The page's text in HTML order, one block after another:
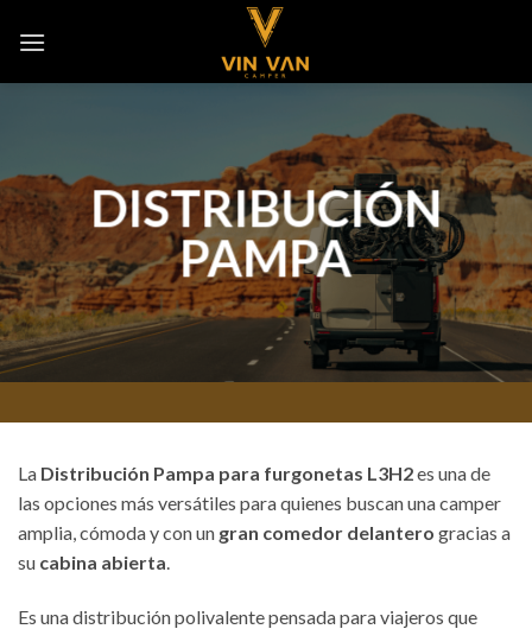
DISTRIBUCIÓN
PAMPA
La Distribución Pampa para furgonetas L3H2es una de
las opciones más versátiles para quienes buscan una camper
amplia, cómoda y con un gran comedor delantero gracias a
su cabina abierta.
Es una distribución polivalente pensada para viajeros que